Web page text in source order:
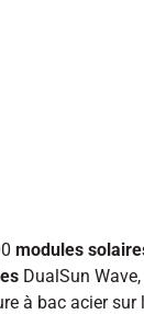
modules
DualSun Wave,
à bac acier sur